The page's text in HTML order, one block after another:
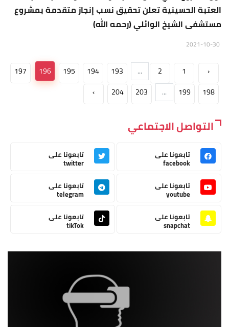
العتبة الحسينية تعلن تحقيق نسب إنجاز متقدمة بمشروع
مستشفى الشيخ الوائلي (رحمه الله)
‹
1
2
...
193
194
195
196
197
198
199
...
203
204
›
التواصل الاجتماعي
تابعونا على
facebook
تابعونا على
twitter
تابعونا على
youtube
تابعونا على
telegram
تابعونا على
snapchat
تابعونا على
tikTok